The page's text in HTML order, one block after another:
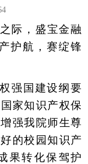
际，盛宝金融
护航，赛绽锋
强国建设纲要
国家知识产权保
强我院师生尊
的校园知识产
果转化保驾护